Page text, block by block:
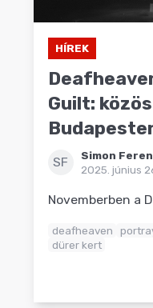
HÍREK
Guilt:
SF
Simon
2025. június
Novemberben a
deafheaven
dürer kert